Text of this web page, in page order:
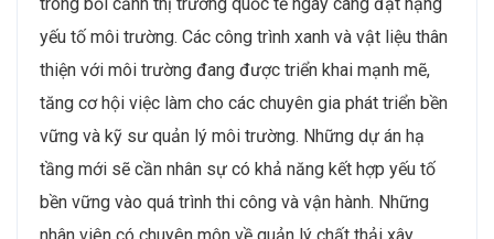
Bối cảnh và xu hướng
thị trường lao động
ngành Bất động sản –
Xây dựng – Vật liệu
xây dựng